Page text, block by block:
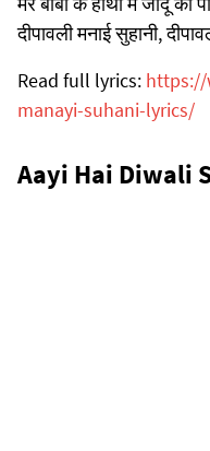
दीपावली मनाई सुहानी,
Read full lyrics: https://
manayi-suhani-lyrics/
Aayi Hai Diwali